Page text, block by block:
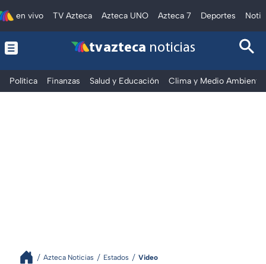
en vivo TV Azteca Azteca UNO Azteca 7 Deportes
tv azteca noticias
Política Finanzas Salud y Educación Clima y Medio Ambiente
Azteca Noticias Estados Video